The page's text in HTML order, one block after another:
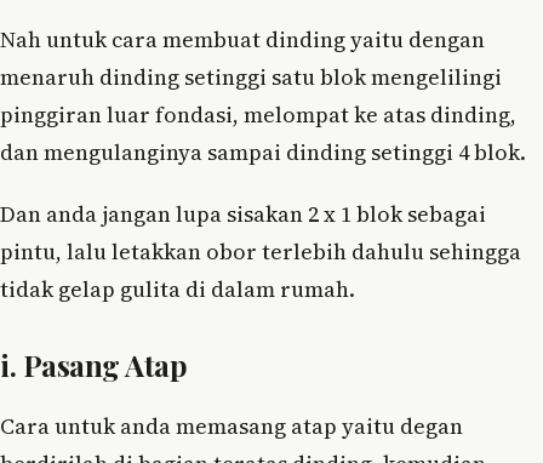
Nah untuk cara membuat dinding yaitu dengan
menaruh dinding setinggi satu blok mengelilingi
pinggiran luar fondasi, melompat ke atas dinding,
dan mengulanginya sampai dinding setinggi 4 blok.
Dan anda jangan lupa sisakan 2 x 1 blok sebagai
pintu, lalu letakkan obor terlebih dahulu sehingga
tidak gelap gulita di dalam rumah.
i. Pasang Atap
Cara untuk anda memasang atap yaitu degan